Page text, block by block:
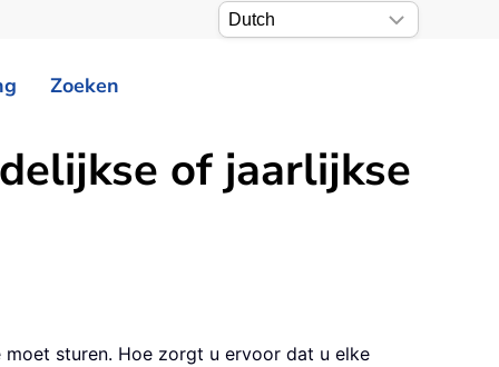
Zoeken
of jaarlijkse
moet sturen. Hoe zorgt u ervoor dat u elke